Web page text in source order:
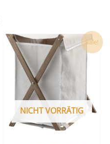
Sale!
NICHT VORRÄTIG
Ursprünglicher
Preis
war:
87,00 €
Aktueller
Preis